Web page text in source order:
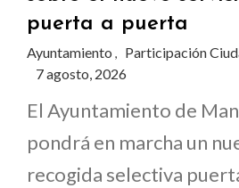
puerta a puerta
Ayuntamiento , Participación
7 agosto, 2026
El Ayuntamiento de
pondrá en marcha un
recogida selectiva